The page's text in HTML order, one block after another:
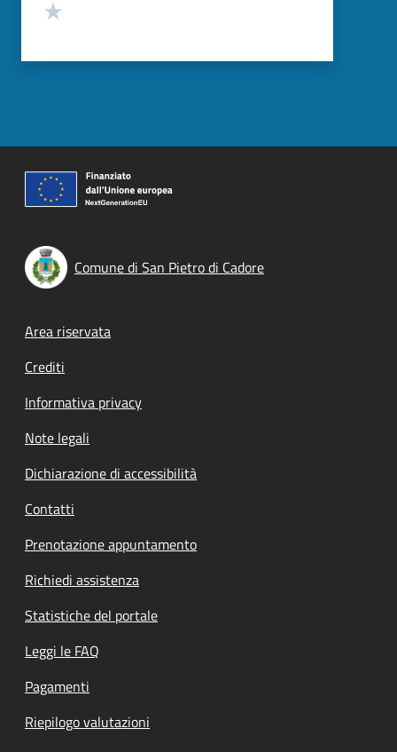
Comune di San Pietro di Cadore
Footer menu
Area riservata
Crediti
Informativa privacy
Note legali
Dichiarazione di accessibilità
Contatti
Prenotazione appuntamento
Richiedi assistenza
Statistiche del portale
Leggi le FAQ
Pagamenti
Riepilogo valutazioni